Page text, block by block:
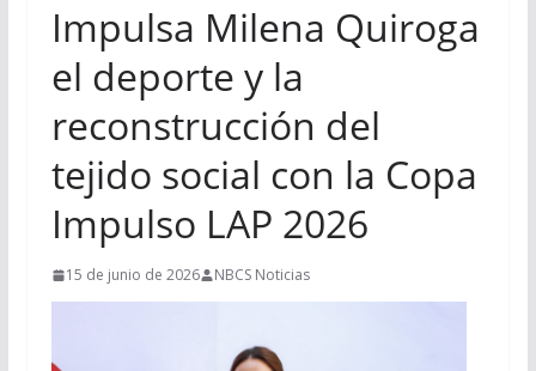
Impulsa Milena Quiroga
el deporte y la
reconstrucción del
tejido social con la Copa
Impulso LAP 2026
15 de junio de 2026 NBCS Noticias